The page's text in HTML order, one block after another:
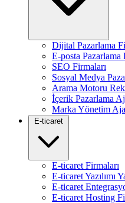
Dijital Pazarlama
E-posta Pazarlama
SEO Firmaları
Sosyal Medya
Arama Motoru
İçerik Pazarlama
Marka Yönetim
E-ticaret
E-ticaret Firmaları
E-ticaret Yazılımı
E-ticaret
E-ticaret Hosting